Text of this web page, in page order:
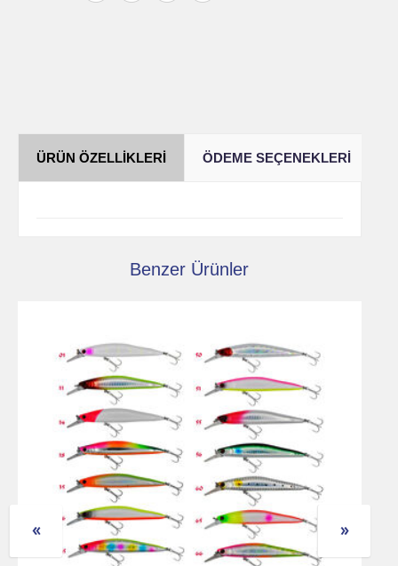
ÜRÜN ÖZELLIKLERI ÖDEME SEÇENEKLERI
Benzer Ürünler